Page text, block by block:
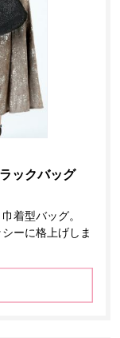
ックバッグ
着型バッグ。
ーに格上げしま